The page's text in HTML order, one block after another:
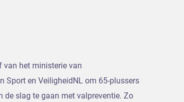
van het ministerie van
Sport en VeiligheidNL om 65-plussers
de slag te gaan met valpreventie. Zo